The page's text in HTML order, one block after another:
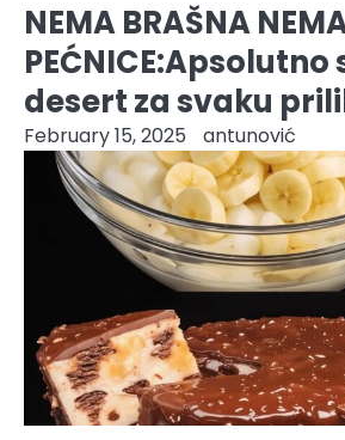
NEMA BRAŠNA
desert za svaku
February 15, 2025 antunović